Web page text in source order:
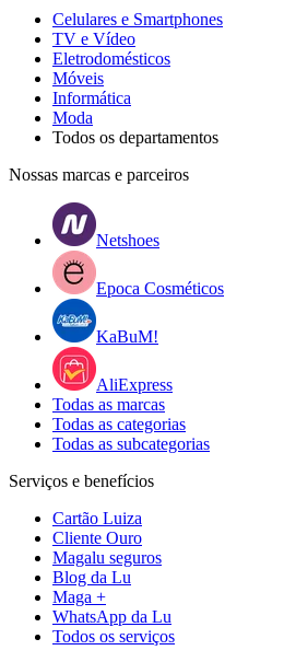
Celulares e Smartphones
TV e Vídeo
Eletrodomésticos
Móveis
Informática
Moda
Todos os departamentos
Nossas marcas e parceiros
Netshoes
Epoca Cosméticos
KaBuM!
AliExpress
Todas as marcas
Todas as categorias
Todas as subcategorias
Serviços e benefícios
Cartão Luiza
Cliente Ouro
Magalu seguros
Blog da Lu
Maga +
WhatsApp da Lu
Todos os serviços